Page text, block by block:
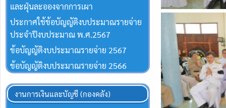
และฝุ่นละอองจากการเผา
ประกาศใช้ข้อบัญญัติงบประมาณรายจ่าย
ประจำปีงบประมาณ พ.ศ.2567
ข้อบัญญัติงบประมาณรายจ่าย 2567
ข้อบัญญัติงบประมาณรายจ่าย 2566
งานการเงินและบัญชี (กองคลัง)